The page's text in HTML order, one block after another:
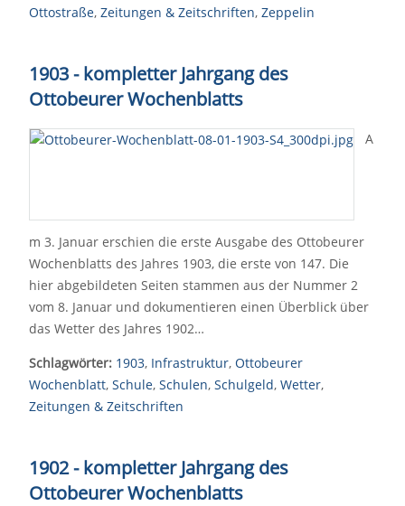
Ottostraße, Zeitungen & Zeitschriften, Zeppelin
1903 - kompletter Jahrgang des
Ottobeurer Wochenblatts
A
m 3. Januar erschien die erste Ausgabe des Ottobeurer
Wochenblatts des Jahres 1903, die erste von 147. Die
hier abgebildeten Seiten stammen aus der Nummer 2
vom 8. Januar und dokumentieren einen Überblick über
das Wetter des Jahres 1902…
Schlagwörter: 1903, Infrastruktur, Ottobeurer
Wochenblatt, Schule, Schulen, Schulgeld, Wetter,
Zeitungen & Zeitschriften
1902 - kompletter Jahrgang des
Ottobeurer Wochenblatts